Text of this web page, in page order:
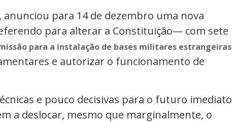
, anunciou para 14 de dezembro uma nova
para alterar a Constituição— com sete
para a instalação de bases militares estrangeiras
e autorizar o funcionamento de
e pouco decisivas para o futuro imediato
a deslocar, mesmo que marginalmente, o